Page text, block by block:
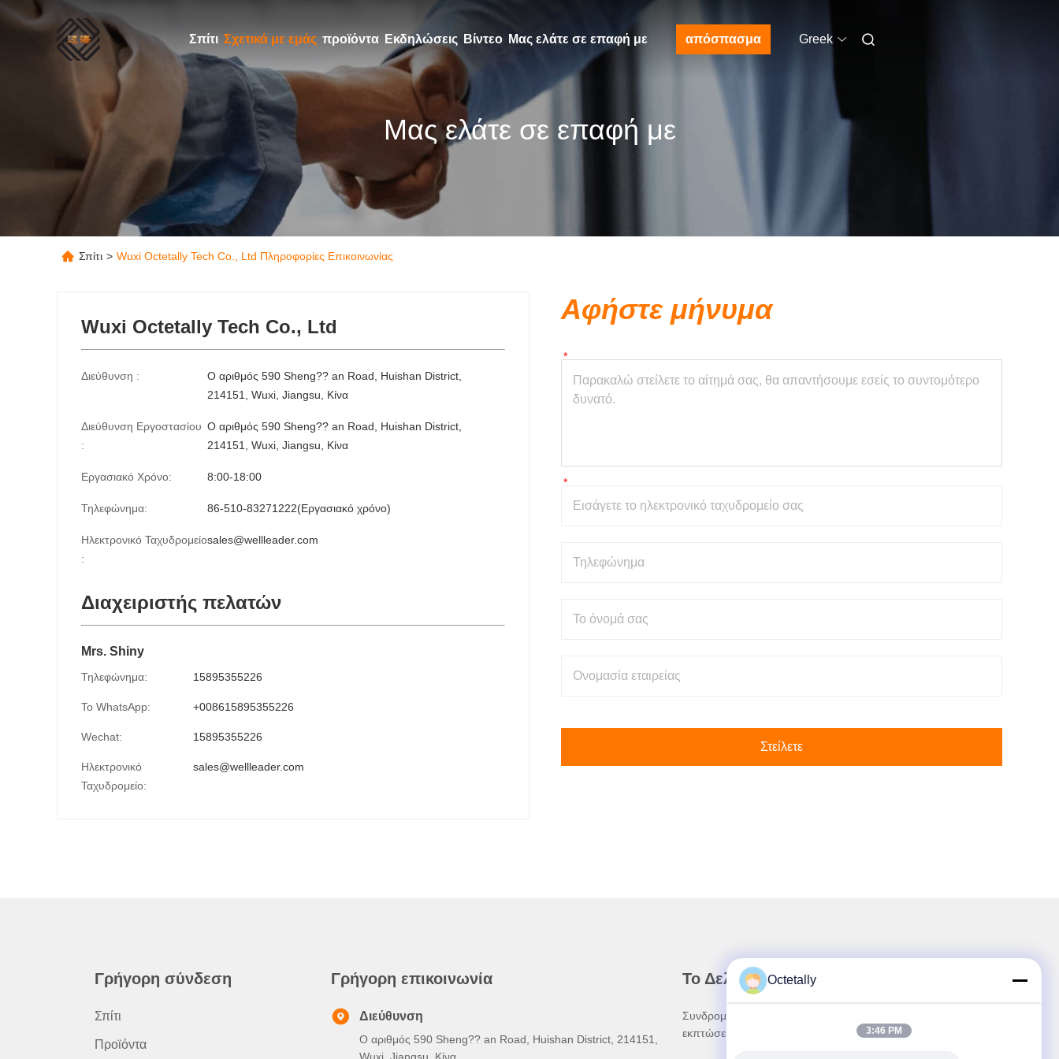
Σπίτι Σχετικά με εμάς προϊόντα Εκδηλώσεις Βίντεο Μας ελάτε σε επαφή με απόσπασμα Greek
Μας ελάτε σε επαφή με
Σπίτι > Wuxi Octetally Tech Co., Ltd Πληροφορίες Επικοινωνίας
Wuxi Octetally Tech Co., Ltd
Διεύθυνση :
Ο αριθμός 590 Sheng?? an Road, Huishan District,
214151, Wuxi, Jiangsu, Κίνα
Διεύθυνση Εργοστασίου
:
Ο αριθμός 590 Sheng?? an Road, Huishan District,
214151, Wuxi, Jiangsu, Κίνα
Εργασιακό Χρόνο: 8:00-18:00
Τηλεφώνημα: 86-510-83271222(Εργασιακό χρόνο)
Ηλεκτρονικό Ταχυδρομείο
:
sales@wellleader.com
Διαχειριστής πελατών
Mrs. Shiny
Τηλεφώνημα: 15895355226
Το WhatsApp: +008615895355226
Wechat: 15895355226
Ηλεκτρονικό
Ταχυδρομείο:
sales@wellleader.com
Αφήστε μήνυμα
Στείλετε
Γρήγορη σύνδεση
Σπίτι
Προϊόντα
Γρήγορη επικοινωνία
Διεύθυνση
Ο αριθμός 590 Sheng?? an Road, Huishan District, 214151,
Το Δελτίο Ενημέρωσης
Συνδρομηθείτε στο ενημερωτικό μας δελτίο για
εκπτώσεις και πολλά άλλα.
Octetally
3:46 PM